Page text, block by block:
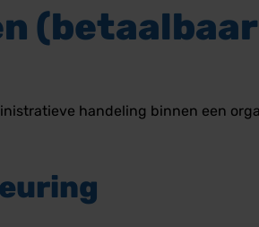
handeling binnen een